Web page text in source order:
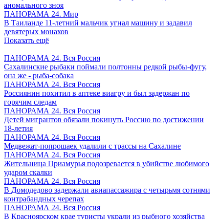
аномального зноя
ПАНОРАМА 24. Мир
В Таиланде 11-летний мальчик угнал машину и задавил
девятерых монахов
Показать ещё
ПАНОРАМА 24. Вся Россия
Сахалинские рыбаки поймали полтонны редкой рыбы-фугу,
она же - рыба-собака
ПАНОРАМА 24. Вся Россия
Россиянин похитил в аптеке виагру и был задержан по
горячим следам
ПАНОРАМА 24. Вся Россия
Детей мигрантов обязали покинуть Россию по достижении
18-летия
ПАНОРАМА 24. Вся Россия
Медвежат-попрошаек удалили с трассы на Сахалине
ПАНОРАМА 24. Вся Россия
Жительница Приамурья подозревается в убийстве любимого
ударом скалки
ПАНОРАМА 24. Вся Россия
В Домодедово задержали авиапассажира с четырьмя сотнями
контрабандных черепах
ПАНОРАМА 24. Вся Россия
В Красноярском крае туристы украли из рыбного хозяйства